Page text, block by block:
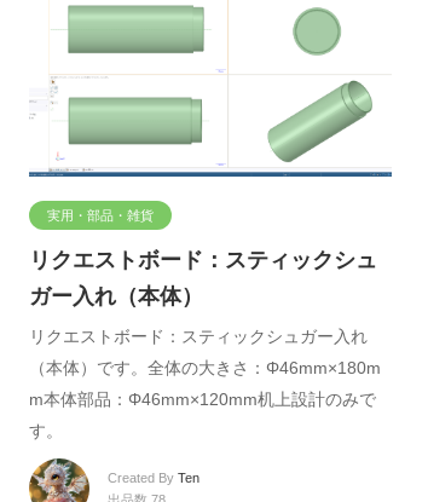
実用・部品・雑貨
リクエストボード：スティックシュ
ガー入れ（本体）
リクエストボード：スティックシュガー入れ
（本体）です。全体の大きさ：Φ46mm×180m
m本体部品：Φ46mm×120mm机上設計のみで
す。
Created By Ten